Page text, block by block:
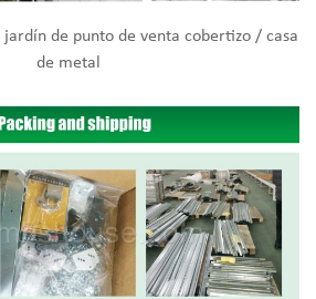
de punto de venta cobertizo / casa
de metal